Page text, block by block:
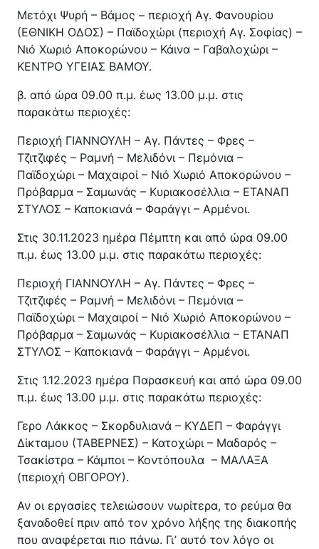
Μετόχι Ψυρή – Βάμος – περιοχή Αγ. Φανουρίου
(ΕΘΝΙΚΗ ΟΔΟΣ) – Παϊδοχώρι (περιοχή Αγ. Σοφίας) –
Νιό Χωριό Αποκορώνου – Κάινα – Γαβαλοχώρι –
ΚΕΝΤΡΟ ΥΓΕΙΑΣ ΒΑΜΟΥ.
β. από ώρα 09.00 π.μ. έως 13.00 μ.μ. στις
παρακάτω περιοχές:
Περιοχή ΓΙΑΝΝΟΥΛΗ – Αγ. Πάντες – Φρες –
Τζιτζιφές – Ραμνή – Μελιδόνι – Πεμόνια –
Παϊδοχώρι – Μαχαιροί – Νιό Χωριό Αποκορώνου –
Πρόβαρμα – Σαμωνάς – Κυριακοσέλλια – ΕΤΑΝΑΠ
ΣΤΥΛΟΣ – Καποκιανά – Φαράγγι – Αρμένοι.
Στις 30.11.2023 ημέρα Πέμπτη και από ώρα 09.00
π.μ. έως 13.00 μ.μ. στις παρακάτω περιοχές:
Περιοχή ΓΙΑΝΝΟΥΛΗ – Αγ. Πάντες – Φρες –
Τζιτζιφές – Ραμνή – Μελιδόνι – Πεμόνια –
Παϊδοχώρι – Μαχαιροί – Νιό Χωριό Αποκορώνου –
Πρόβαρμα – Σαμωνάς – Κυριακοσέλλια – ΕΤΑΝΑΠ
ΣΤΥΛΟΣ – Καποκιανά – Φαράγγι – Αρμένοι.
Στις 1.12.2023 ημέρα Παρασκευή και από ώρα 09.00
π.μ. έως 13.00 μ.μ. στις παρακάτω περιοχές:
Γερο Λάκκος – Σκορδυλιανά – ΚΥΔΕΠ – Φαράγγι
Δίκταμου (ΤΑΒΕΡΝΕΣ) – Κατοχώρι – Μαδαρός –
Τσακίστρα – Κάμποι – Κοντόπουλα – ΜΑΛΑΞΑ
(περιοχή ΟΒΓΟΡΟΥ).
Αν οι εργασίες τελειώσουν νωρίτερα, το ρεύμα θα
ξαναδοθεί πριν από τον χρόνο λήξης της διακοπής
που αναφέρεται πιο πάνω. Γι’ αυτό τον λόγο οι